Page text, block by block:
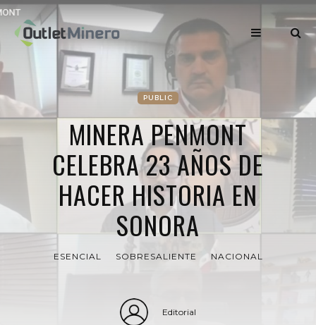
PUBLIC
MINERA PENMONT
CELEBRA 23 AÑOS DE
HACER HISTORIA EN
SONORA
ESENCIAL SOBRESALIENTE NACIONAL
Editorial